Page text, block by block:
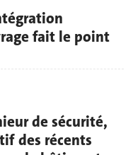
fait le point
de sécurité,
des récents